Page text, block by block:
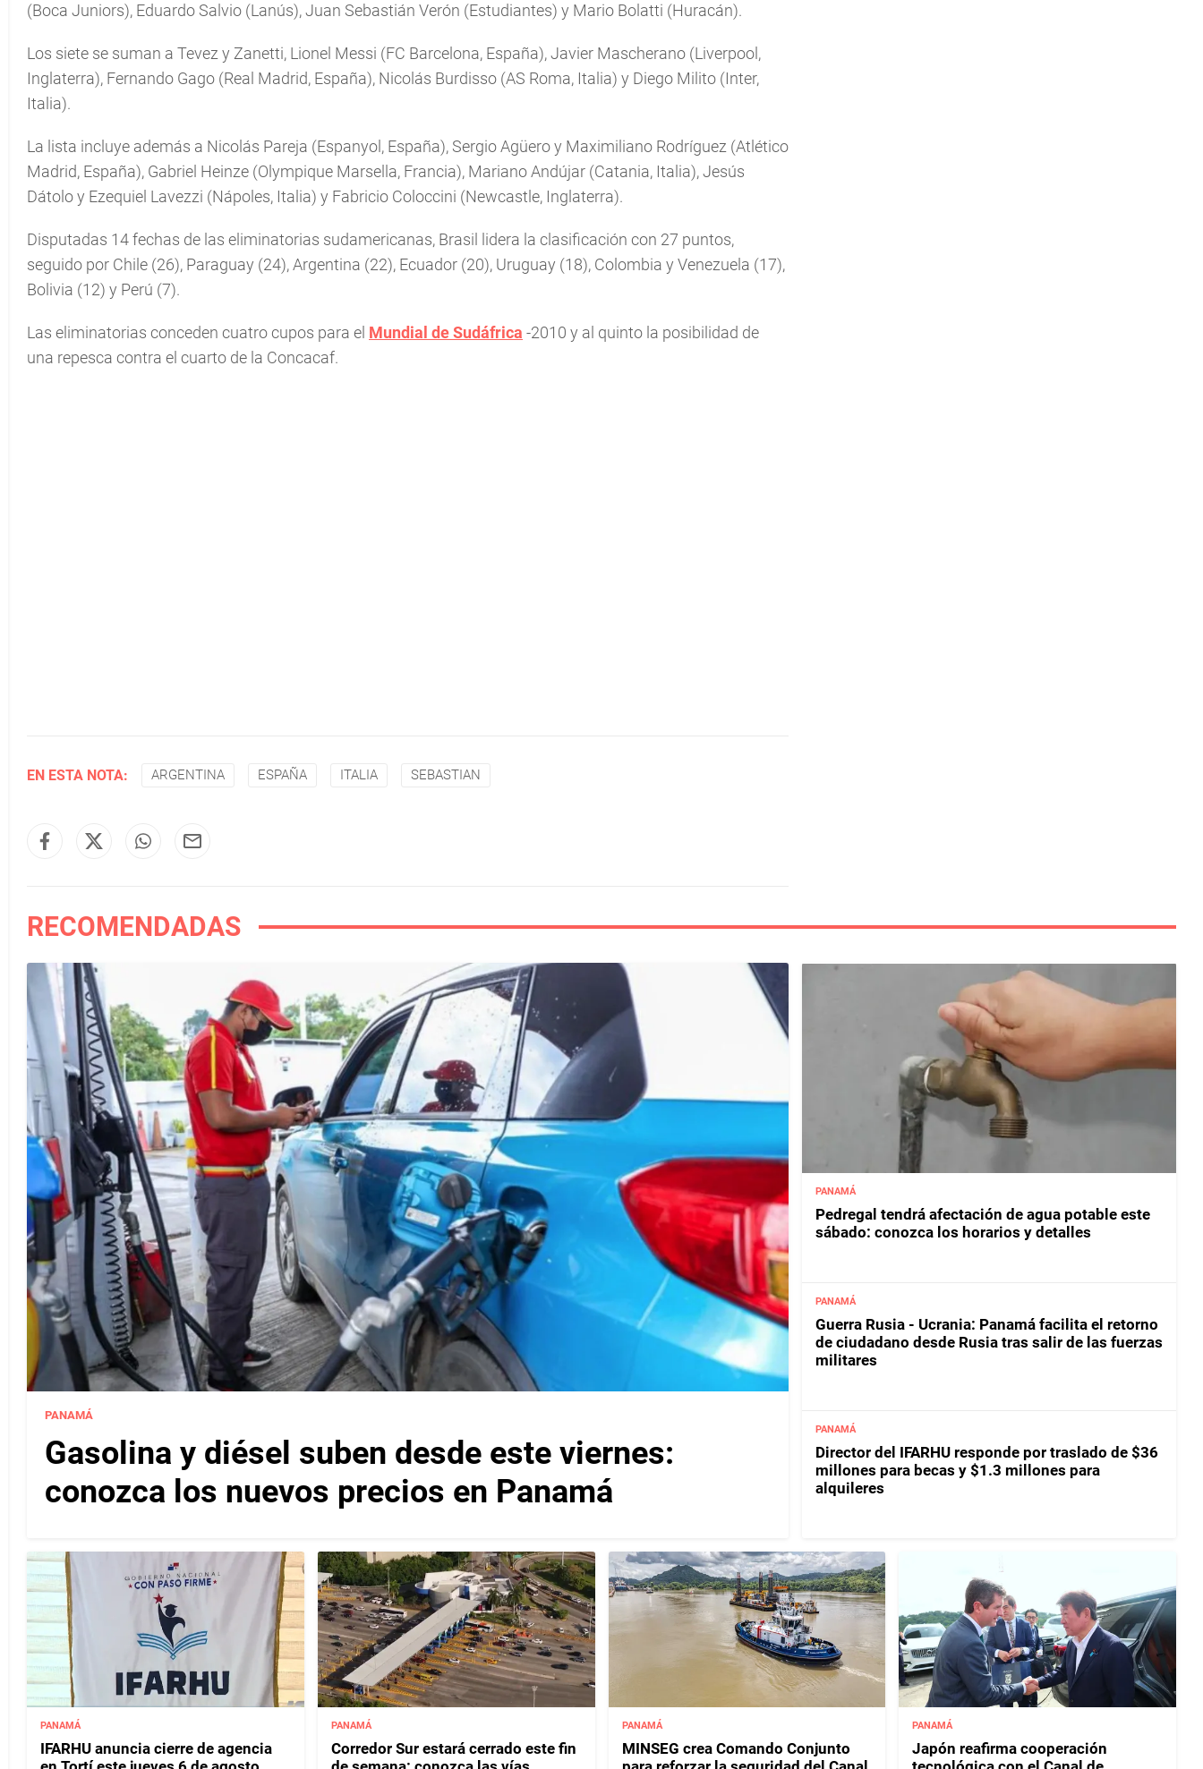
(Boca Juniors), Eduardo Salvio (Lanús), Juan Sebastián Verón (Estudiantes) y Mario Bolatti (Huracán).
Los siete se suman a Tevez y Zanetti, Lionel Messi (FC Barcelona, España), Javier Mascherano (Liverpool,
Inglaterra), Fernando Gago (Real Madrid, España), Nicolás Burdisso (AS Roma, Italia) y Diego Milito (Inter,
Italia).
La lista incluye además a Nicolás Pareja (Espanyol, España), Sergio Agüero y Maximiliano Rodríguez (Atlético
Madrid, España), Gabriel Heinze (Olympique Marsella, Francia), Mariano Andújar (Catania, Italia), Jesús
Dátolo y Ezequiel Lavezzi (Nápoles, Italia) y Fabricio Coloccini (Newcastle, Inglaterra).
Disputadas 14 fechas de las eliminatorias sudamericanas, Brasil lidera la clasificación con 27 puntos,
seguido por Chile (26), Paraguay (24), Argentina (22), Ecuador (20), Uruguay (18), Colombia y Venezuela (17),
Bolivia (12) y Perú (7).
Las eliminatorias conceden cuatro cupos para el Mundial de Sudáfrica -2010 y al quinto la posibilidad de
una repesca contra el cuarto de la Concacaf.
EN ESTA NOTA: ARGENTINA ESPAÑA ITALIA SEBASTIAN
RECOMENDADAS
PANAMÁ
Gasolina y diésel suben desde este viernes:
conozca los nuevos precios en Panamá
PANAMÁ
Pedregal tendrá afectación de agua potable este
sábado: conozca los horarios y detalles
PANAMÁ
Guerra Rusia - Ucrania: Panamá facilita el retorno
de ciudadano desde Rusia tras salir de las fuerzas
militares
PANAMÁ
Director del IFARHU responde por traslado de $36
millones para becas y $1.3 millones para
alquileres
PANAMÁ
IFARHU anuncia cierre de agencia
PANAMÁ
Corredor Sur estará cerrado este fin
PANAMÁ
MINSEG crea Comando Conjunto
PANAMÁ
Japón reafirma cooperación